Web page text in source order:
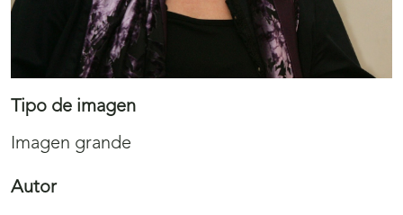
Tipo de imagen
Imagen grande
Autor